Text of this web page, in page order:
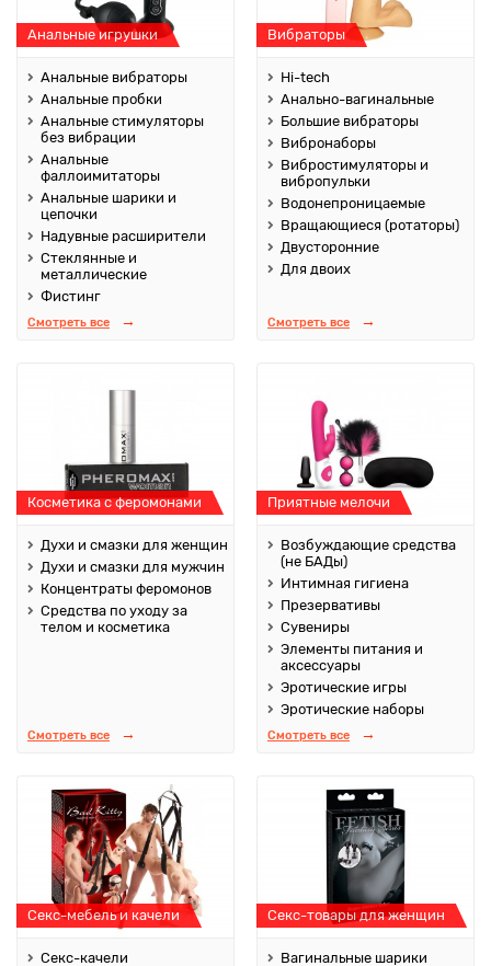
Анальные игрушки
Анальные вибраторы
Анальные пробки
Анальные стимуляторы
без вибрации
Анальные
фаллоимитаторы
Анальные шарики и
цепочки
Надувные расширители
Стеклянные и
металлические
Фистинг
Смотреть все
Вибраторы
Hi-tech
Анально-вагинальные
Большие вибраторы
Вибронаборы
Вибростимуляторы и
вибропульки
Водонепроницаемые
Вращающиеся (ротаторы)
Двусторонние
Для двоих
Смотреть все
Косметика с феромонами
Духи и смазки для женщин
Духи и смазки для мужчин
Концентраты феромонов
Средства по уходу за
телом и косметика
Смотреть все
Приятные мелочи
Возбуждающие средства
(не БАДы)
Интимная гигиена
Презервативы
Сувениры
Элементы питания и
аксессуары
Эротические игры
Эротические наборы
Смотреть все
Секс-мебель и качели
Секс-качели
Секс-товары для женщин
Вагинальные шарики